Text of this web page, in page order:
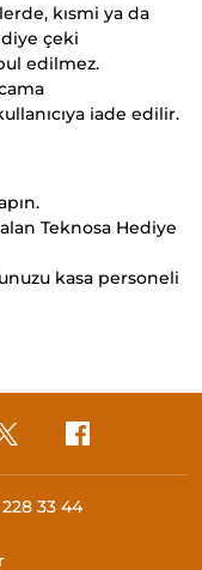
kısmi ya da
çeki
edilmez.
iade edilir.
Teknosa Hediye
kasa personeli
33 44